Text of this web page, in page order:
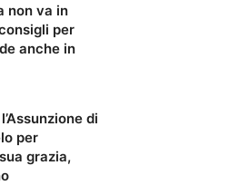
non va in
per
anche in
di
per
grazia,